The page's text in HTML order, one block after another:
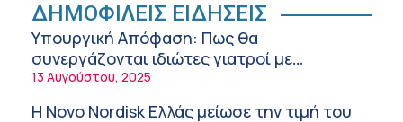
Στυλιανή Κασούλη – Σκούμα (ΥΓΕΙΑ): Ξηρό
και αφυδατωμένο δέρμα – Αίτια και
αντιμετώπιση
10:14 πμ
Διευθέτηση των αποζημιώσεων των
Στρατιωτικών Ιατρών μετά από αίτημα του
ΔΗΜΟΦΙΛΕΙΣ ΕΙΔΗΣΕΙΣ
Υπουργική Απόφαση: Πως θα
συνεργάζονται ιδιώτες γιατροί με
νοσοκομεία του δημοσίου συστήματος
13 Αυγούστου, 2025
Η Novo Nordisk Ελλάς μείωσε την τιμή του